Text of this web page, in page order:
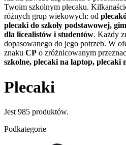
Twoim szkolnym plecaku.
różnych grup wiekowych: od
plecaki do szkoły podstawowej,
dla licealistów i studentów. Każdy
dopasowanego do jego potrzeb. W
znaku CP o zróżnicowanym
szkolne, plecaki na laptop, plecaki
Plecaki
Jest 985 produktów.
Podkategorie